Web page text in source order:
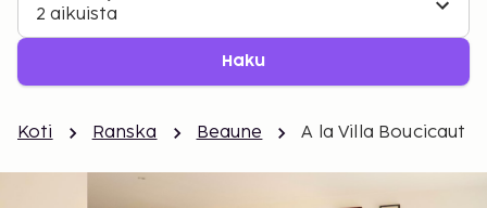
2 aikuista
Haku
Koti Ranska Beaune A la Villa Boucicaut